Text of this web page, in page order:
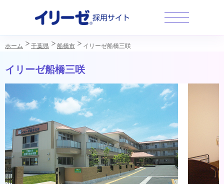
採用サイト
ホーム 千葉県 船橋市 イリーゼ船橋三咲
イリーゼ船橋三咲